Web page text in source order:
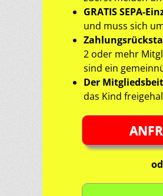
GRATIS SEPA-
und muss sich
2 oder mehr
sind ein
Der
das Kind